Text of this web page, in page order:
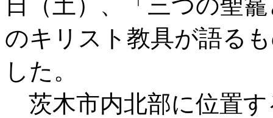
日（土）、「三つの聖
のキリスト教具が語る
した。
茨木市内北部に位置す